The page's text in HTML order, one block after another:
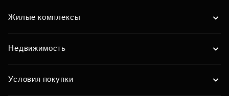
Жилые комплексы
Недвижимость
Условия покупки